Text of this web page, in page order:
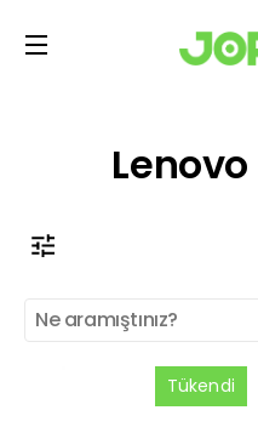
Tükendi